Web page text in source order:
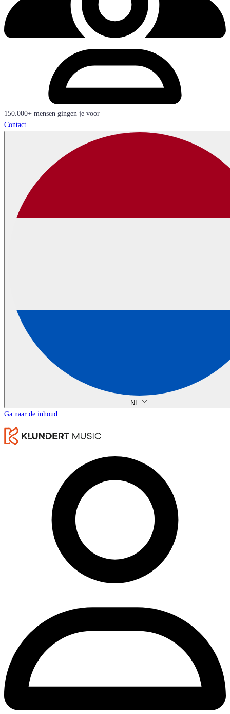
150.000+ mensen gingen je voor
Contact
NL
Ga naar de inhoud